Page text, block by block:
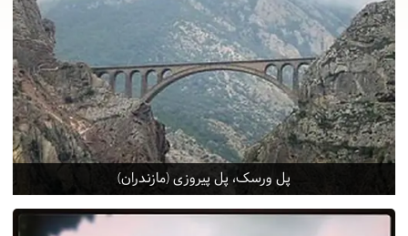
پل ورسک، پل پیروزی (مازندران)